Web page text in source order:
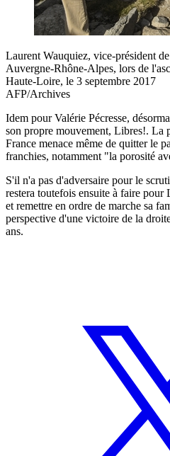
Laurent Wauquiez, vice-président
Auvergne-Rhône-Alpes, lors de
Haute-Loire, le 3 septembre 2017
AFP/Archives
Idem pour Valérie Pécresse,
son propre mouvement, Libres!. La
France menace même de quitter le
franchies, notamment "la porosité
S'il n'a pas d'adversaire pour le
restera toutefois ensuite à faire pour
et remettre en ordre de marche sa
perspective d'une victoire de la
ans.